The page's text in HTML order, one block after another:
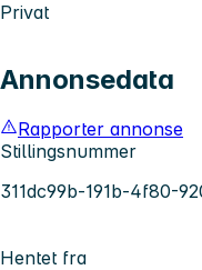
Privat
Annonsedata
Rapporter annonse
Stillingsnummer
311dc99b-191b-4f80-
Hentet fra